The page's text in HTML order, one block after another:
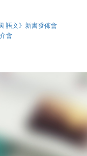
語文》新書發佈會
會